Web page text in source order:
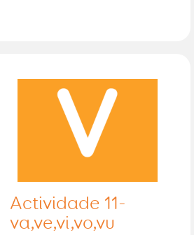
Actividade 11-
va,ve,vi,vo,vu